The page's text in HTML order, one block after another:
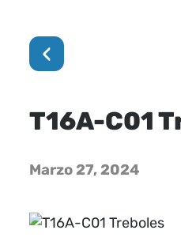
‹
T16A-C01
Marzo 27, 2024